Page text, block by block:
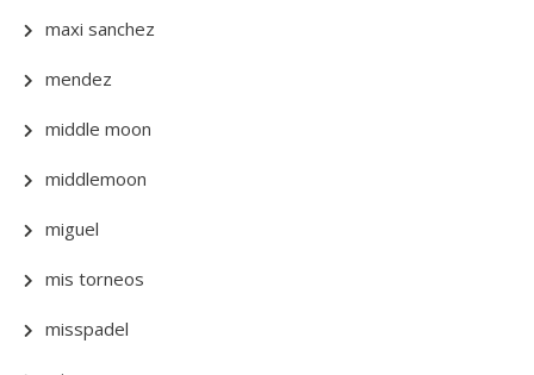
maxi sanchez
mendez
middle moon
middlemoon
miguel
mis torneos
misspadel